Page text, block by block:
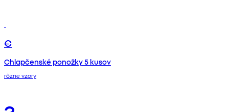
€
Chlapčenské ponožky 5 kusov
rôzne vzory